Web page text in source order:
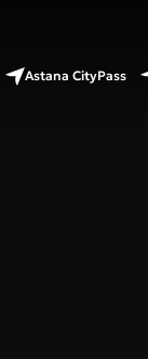
Astana CityPass